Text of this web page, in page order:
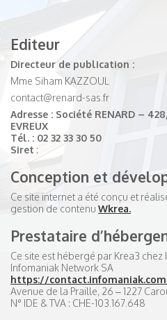
Editeur
Directeur de publication :
Mme Siham KAZZOUL
contact@renard-sas.fr
Adresse : Société RENARD –
EVREUX
Tél. : 02 32 33 30 50
Siret :
Conception et
Ce site internet a été conçu et
gestion de contenu Wkrea.
Prestataire
Ce site est hébergé par Krea3 chez
Infomaniak Network SA
https://contact.infomaniak.com
Avenue de la Praille, 26 – 1227
N° IDE & TVA : CHE-103.167.648